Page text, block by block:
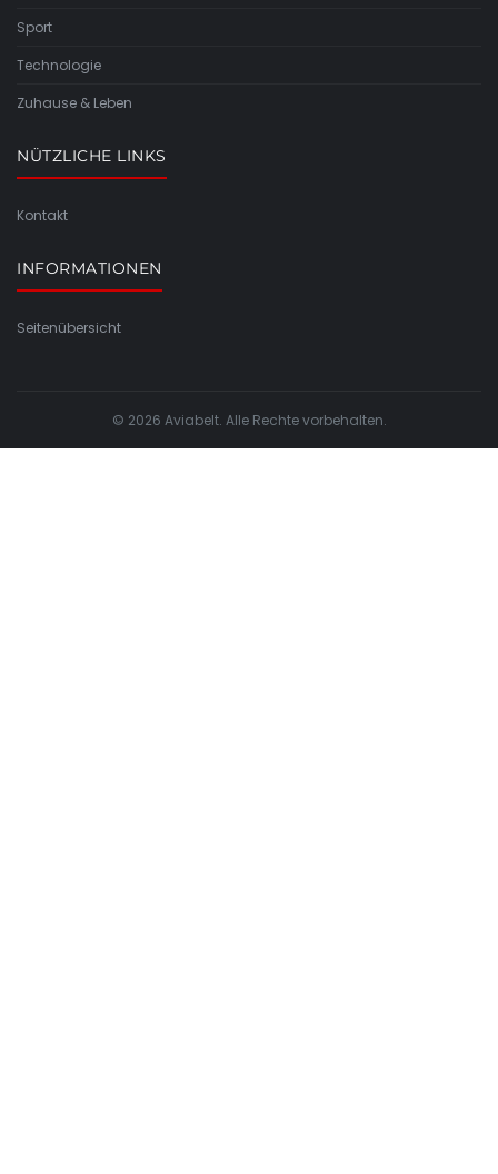
Sport
Technologie
Zuhause & Leben
NÜTZLICHE LINKS
Kontakt
INFORMATIONEN
Seitenübersicht
© 2026 Aviabelt. Alle Rechte vorbehalten.